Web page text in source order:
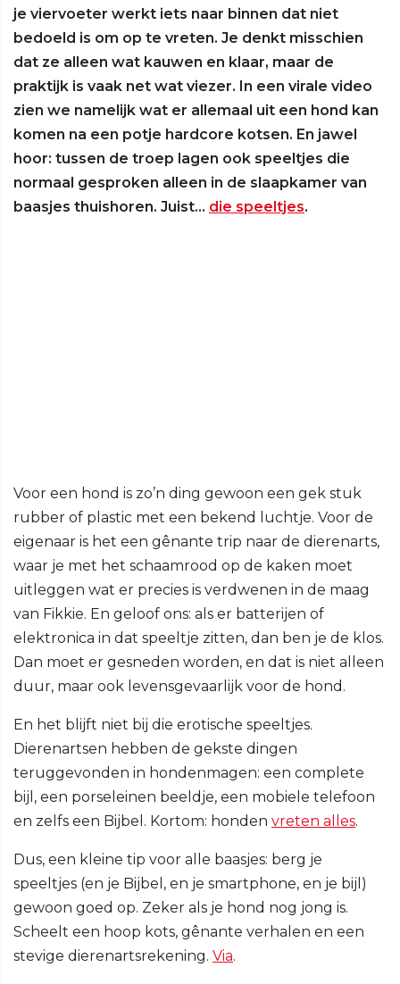
je viervoeter werkt iets naar binnen dat niet
bedoeld is om op te vreten. Je denkt misschien
dat ze alleen wat kauwen en klaar, maar de
praktijk is vaak net wat viezer. In een virale video
zien we namelijk wat er allemaal uit een hond kan
komen na een potje hardcore kotsen. En jawel
hoor: tussen de troep lagen ook speeltjes die
normaal gesproken alleen in de slaapkamer van
baasjes thuishoren. Juist… die speeltjes.
Voor een hond is zo’n ding gewoon een gek stuk
rubber of plastic met een bekend luchtje. Voor de
eigenaar is het een gênante trip naar de dierenarts,
waar je met het schaamrood op de kaken moet
uitleggen wat er precies is verdwenen in de maag
van Fikkie. En geloof ons: als er batterijen of
elektronica in dat speeltje zitten, dan ben je de klos.
Dan moet er gesneden worden, en dat is niet alleen
duur, maar ook levensgevaarlijk voor de hond.
En het blijft niet bij die erotische speeltjes.
Dierenartsen hebben de gekste dingen
teruggevonden in hondenmagen: een complete
bijl, een porseleinen beeldje, een mobiele telefoon
en zelfs een Bijbel. Kortom: honden vreten alles.
Dus, een kleine tip voor alle baasjes: berg je
speeltjes (en je Bijbel, en je smartphone, en je bijl)
gewoon goed op. Zeker als je hond nog jong is.
Scheelt een hoop kots, gênante verhalen en een
stevige dierenartsrekening. Via.